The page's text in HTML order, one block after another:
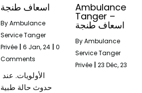
اسعاف طنجة
ByAmbulance
Service Tanger
Privée
6 Jan, 24
0
Comments
حدوث حالة طبية
Ambulance
Tanger –
اسعاف طنجة
ByAmbulance
Service Tanger
Privée
23 Déc, 23